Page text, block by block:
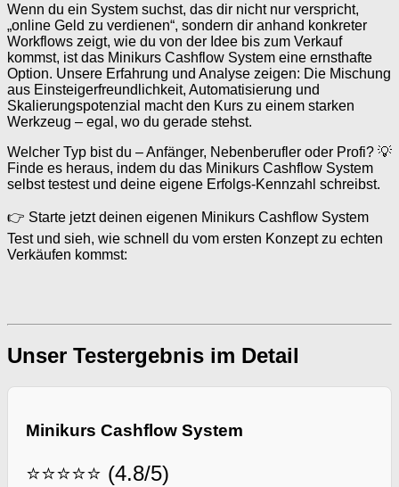
Wenn du ein System suchst, das dir nicht nur verspricht,
„online Geld zu verdienen“, sondern dir anhand konkreter
Workflows zeigt, wie du von der Idee bis zum Verkauf
kommst, ist das Minikurs Cashflow System eine ernsthafte
Option. Unsere Erfahrung und Analyse zeigen: Die Mischung
aus Einsteigerfreundlichkeit, Automatisierung und
Skalierungspotenzial macht den Kurs zu einem starken
Werkzeug – egal, wo du gerade stehst.
Welcher Typ bist du – Anfänger, Nebenberufler oder Profi? 💡
Finde es heraus, indem du das Minikurs Cashflow System
selbst testest und deine eigene Erfolgs-Kennzahl schreibst.
👉 Starte jetzt deinen eigenen Minikurs Cashflow System
Test und sieh, wie schnell du vom ersten Konzept zu echten
Verkäufen kommst:
Unser Testergebnis im Detail
Minikurs Cashflow System
⭐⭐⭐⭐⭐ (4.8/5)